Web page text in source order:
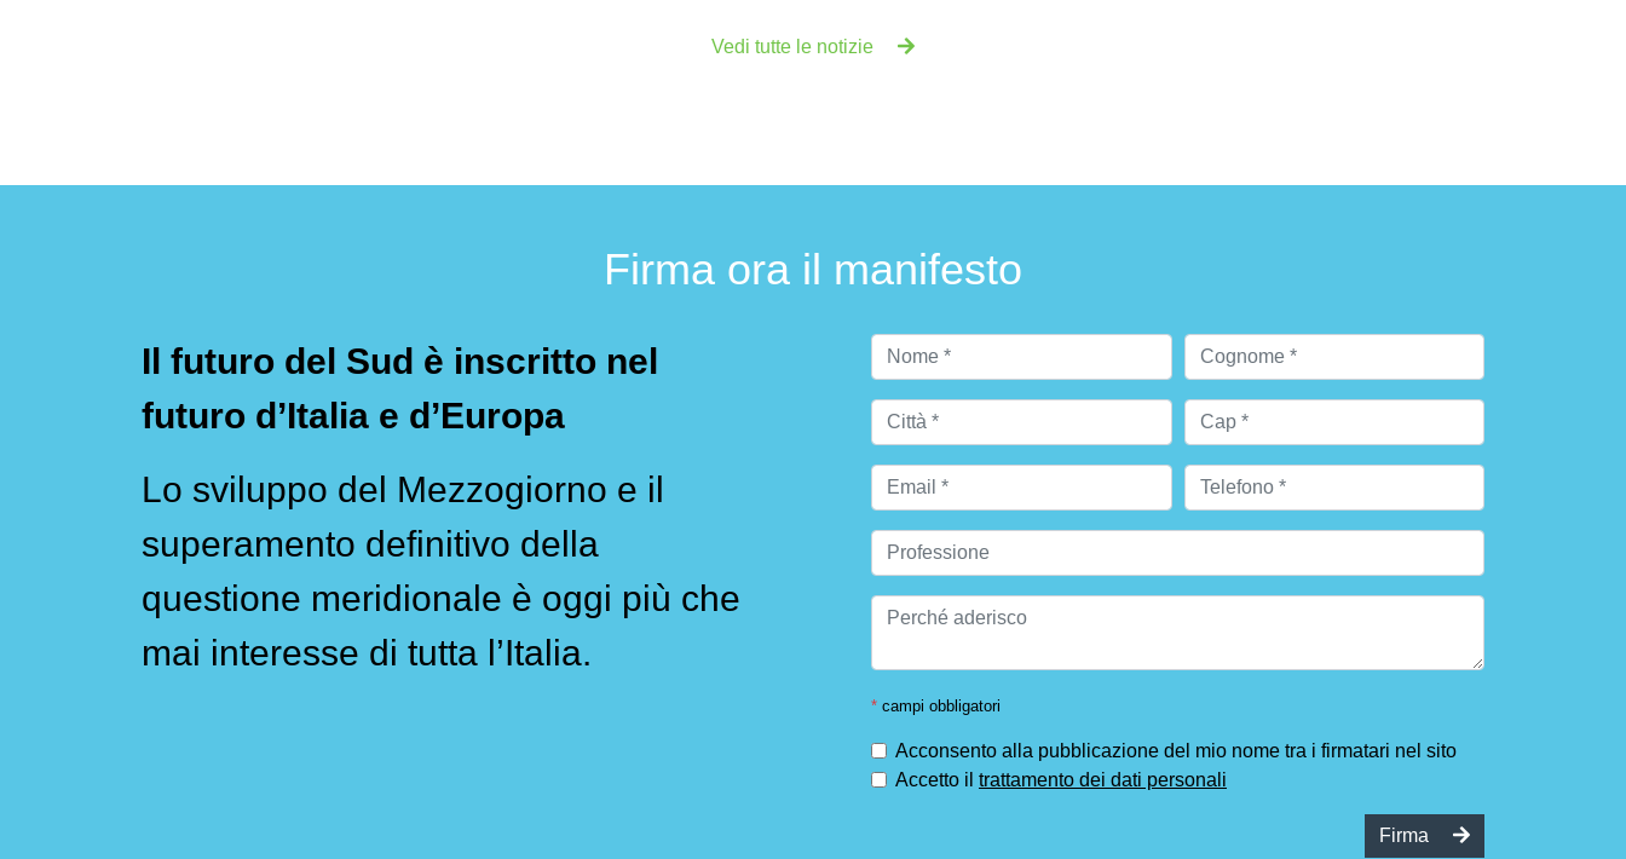
Vedi tutte le notizie
Firma ora il manifesto
Il futuro del Sud è inscritto nel
futuro d’Italia e d’Europa
Lo sviluppo del Mezzogiorno e il
superamento definitivo della
questione meridionale è oggi più che
mai interesse di tutta l’Italia.
* campi obbligatori
Acconsento alla pubblicazione del mio nome tra i firmatari nel sito
Accetto il trattamento dei dati personali
Firma